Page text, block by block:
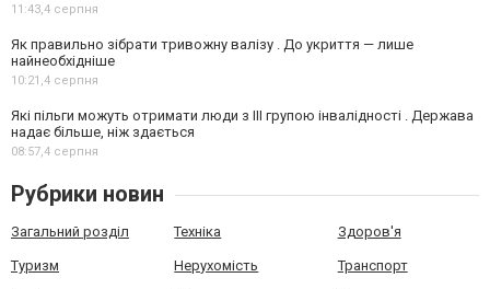
11:43,4 серпня
Як правильно зібрати тривожну валізу . До укриття — лише
найнеобхідніше
10:21,4 серпня
Які пільги можуть отримати люди з III групою інвалідності . Держава
надає більше, ніж здається
08:57,4 серпня
Рубрики новин
Загальний розділ Техніка Здоров'я
Туризм Нерухомість Транспорт